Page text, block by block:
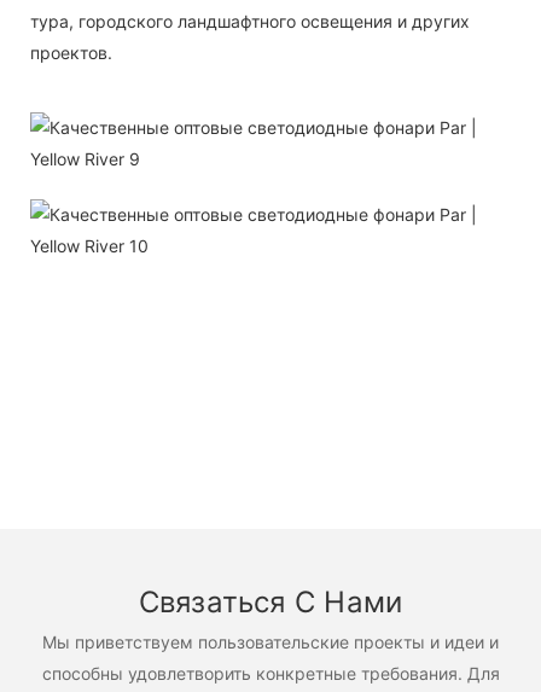
тура, городского ландшафтного освещения и других
проектов.
Связаться С Нами
Мы приветствуем пользовательские проекты и идеи и
способны удовлетворить конкретные требования. Для